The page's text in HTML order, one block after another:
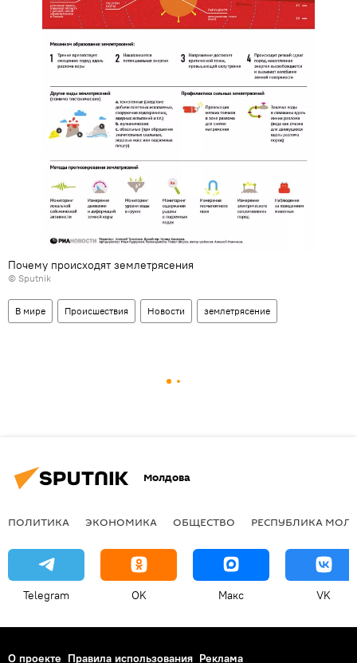
Почему происходят землетрясения
© Sputnik
В мире Происшествия Новости землетрясение
Молдова
ПОЛИТИКА ЭКОНОМИКА ОБЩЕСТВО РЕСПУБЛИКА
Telegram OK Макс VK
О проекте Правила использования Реклама